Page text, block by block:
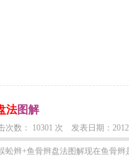
法图解
数： 10301 次 发表日期：2012-
蚣辫+鱼骨辫盘法图解现在鱼骨辫